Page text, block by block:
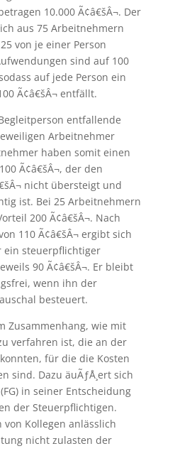
10.000 Ã¢â€šÂ¬. Der
aus 75 Arbeitnehmern
von je einer Person
sind auf 100
auf jede Person ein
Ã¢â€šÂ¬ entfällt.
entfallende
Arbeitnehmer
haben somit einen
Ã¢â€šÂ¬, der den
nicht übersteigt und
ist. Bei 25 Arbeitnehmern
200 Ã¢â€šÂ¬. Nach
110 Ã¢â€šÂ¬ ergibt sich
ein steuerpflichtiger
90 Ã¢â€šÂ¬. Er bleibt
wenn ihn der
besteuert.
Zusammenhang, wie mit
verfahren ist, die an der
für die die Kosten
sind. Dazu äuÃƒÅ¸ert sich
in seiner Entscheidung
der Steuerpflichtigen.
von Kollegen anlässlich
nicht zulasten der